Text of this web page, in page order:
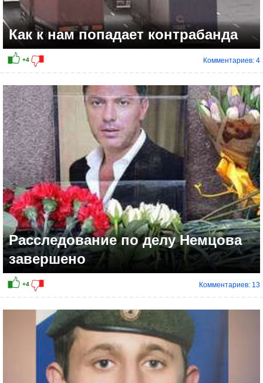
+7
Как к нам попадает контрабанда
Комментариев: 4
Расследование по делу Немцова
завершено
Комментариев: 13